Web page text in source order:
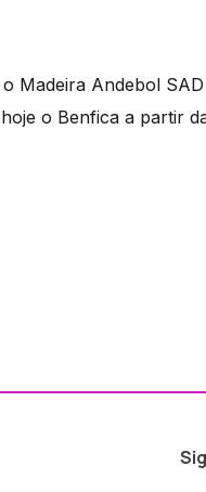
Madeira Andebol
o Benfica a partir